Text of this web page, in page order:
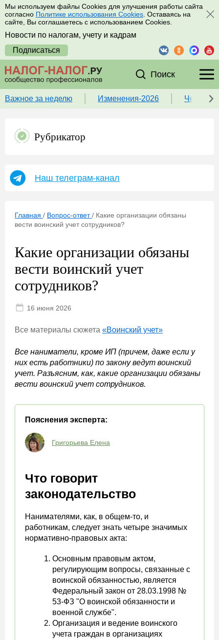
Мы используем файлы Cookies для улучшения работы сайта
согласно Политике использования Cookies . Оставаясь на
сайте, Вы соглашаетесь с использованием Cookies.
Новости по налогам, учету и кадрам
Подписаться
Поиск
Важное за неделю Изменения-2026 Чек-
Рубрикатор
Наш телеграм-канал
Главная / Вопрос-ответ / Какие организации обязаны
вести воинский учет сотрудников?
Какие организации обязаны
вести воинский учет
сотрудников?
16 июня 2026
Все материалы сюжета «Воинский учет»
Все наниматели, кроме ИП (причем, даже если у
них есть работники) по закону ведут воинский
учет. Разъясним, как, какие организации обязаны
вести воинский учет сотрудников.
Пояснения эксперта:
Григорьева Елена
Что говорит
законодательство
Нанимателями, как, в общем-то, и
работникам, следует знать четыре значимых
нормативно-правовых акта:
Основным правовым актом,
регулирующим вопросы, связанные с
воинской обязанностью, является
Федеральный закон от 28.03.1998 №
53-ФЗ "О воинской обязанности и
военной службе".
Организация и ведение воинского
учета граждан в организациях